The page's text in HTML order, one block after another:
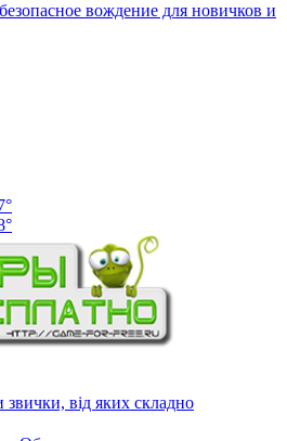
вождение для новичков и
звички, від яких складно